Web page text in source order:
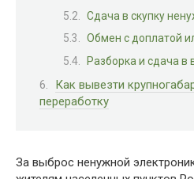
Сдача в скупку
Обмен с доплатой
Разборка и сдача в
Как вывезти
переработку
За выброс ненужной